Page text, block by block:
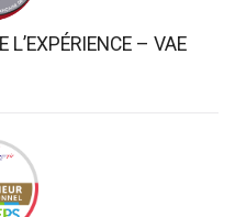
L’EXPÉRIENCE – VAE